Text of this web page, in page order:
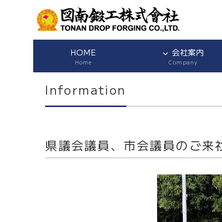
HOME
Home
会社案内
Company
Information
県議会議員、市会議員のご来